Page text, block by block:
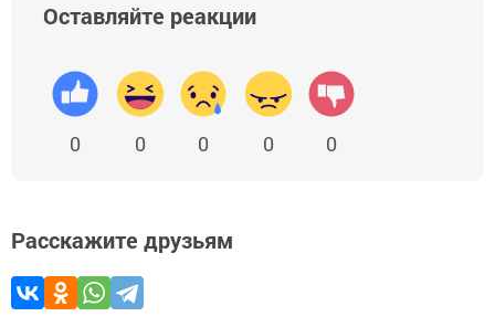
Оставляйте реакции
0 0 0 0 0
Расскажите друзьям